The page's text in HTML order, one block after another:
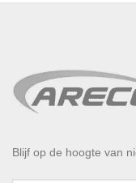
Blijf op de hoogte van